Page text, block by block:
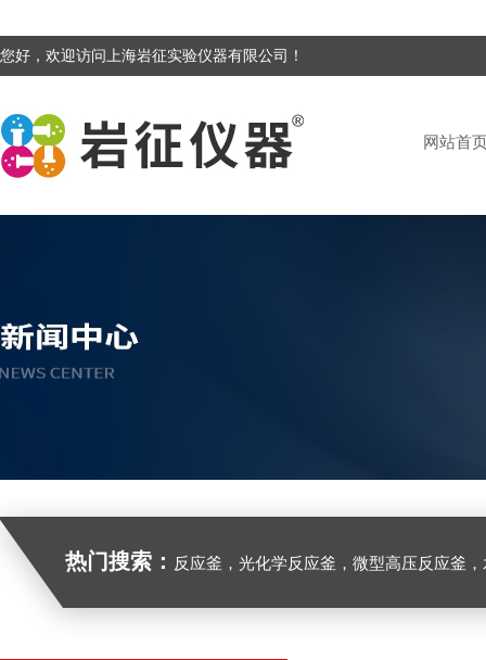
您好，欢迎访问上海岩征实验仪器有限公司！
网站首
热门搜索： 反应釜，光化学反应釜，微型高压反应釜